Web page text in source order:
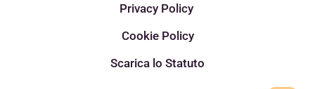
Privacy Policy
Cookie Policy
Scarica lo Statuto